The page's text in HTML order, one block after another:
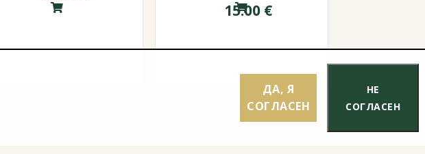
15.00 €
ДА, Я
СОГЛАСЕН
НЕ
СОГЛАСЕН